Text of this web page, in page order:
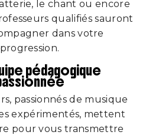
le chant ou encore
qualifiés sauront
dans votre
progression.
pédagogique
passionnés de musique
expérimentés, mettent
pour vous transmettre